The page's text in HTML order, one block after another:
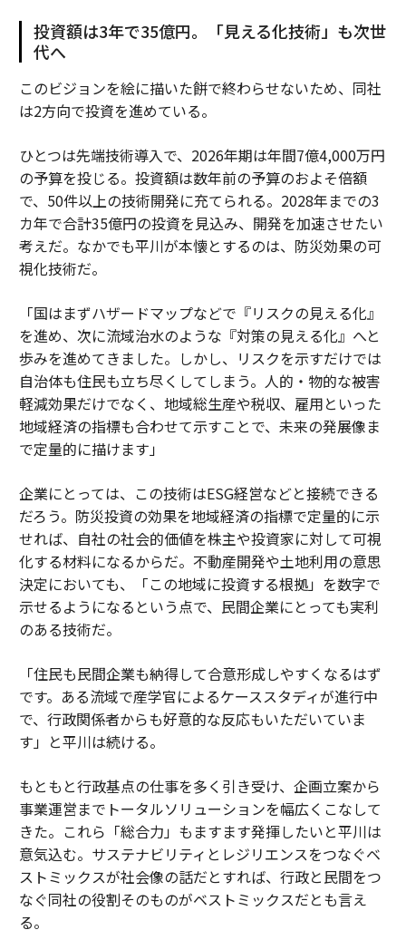
投資額は3年で35億円。「見える化技術」も次世
代へ
このビジョンを絵に描いた餅で終わらせないため、同社
は2方向で投資を進めている。
ひとつは先端技術導入で、2026年期は年間7億4,000万円
の予算を投じる。投資額は数年前の予算のおよそ倍額
で、50件以上の技術開発に充てられる。2028年までの3
カ年で合計35億円の投資を見込み、開発を加速させたい
考えだ。なかでも平川が本懐とするのは、防災効果の可
視化技術だ。
「国はまずハザードマップなどで『リスクの見える化』
を進め、次に流域治水のような『対策の見える化』へと
歩みを進めてきました。しかし、リスクを示すだけでは
自治体も住民も立ち尽くしてしまう。人的・物的な被害
軽減効果だけでなく、地域総生産や税収、雇用といった
地域経済の指標も合わせて示すことで、未来の発展像ま
で定量的に描けます」
企業にとっては、この技術はESG経営などと接続できる
だろう。防災投資の効果を地域経済の指標で定量的に示
せれば、自社の社会的価値を株主や投資家に対して可視
化する材料になるからだ。不動産開発や土地利用の意思
決定においても、「この地域に投資する根拠」を数字で
示せるようになるという点で、民間企業にとっても実利
のある技術だ。
「住民も民間企業も納得して合意形成しやすくなるはず
です。ある流域で産学官によるケーススタディが進行中
で、行政関係者からも好意的な反応もいただいていま
す」と平川は続ける。
もともと行政基点の仕事を多く引き受け、企画立案から
事業運営までトータルソリューションを幅広くこなして
きた。これら「総合力」もますます発揮したいと平川は
意気込む。サステナビリティとレジリエンスをつなぐベ
ストミックスが社会像の話だとすれば、行政と民間をつ
なぐ同社の役割そのものがベストミックスだとも言え
る。